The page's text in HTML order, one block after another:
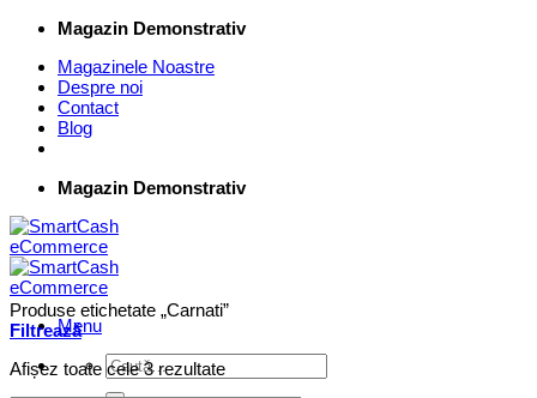
Skip
content
Magazin Demonstrativ
Magazinele Noastre
Despre noi
Contact
Blog
Magazin Demonstrativ
Menu
Caută
după:
Produse etichetate „Carnati”
Filtrează
Afișez toate cele 3 rezultate